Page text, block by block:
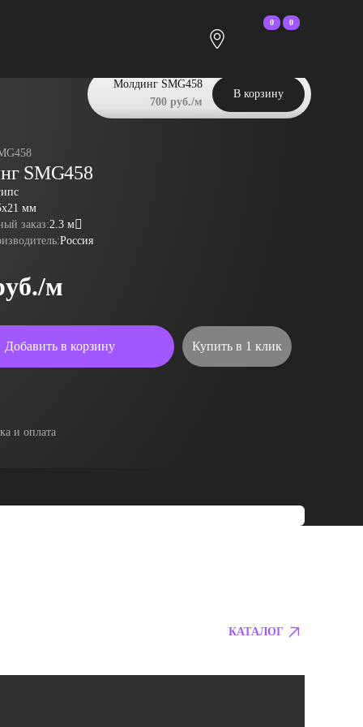
0 0
SMG458
мм
заказ:2.3 м
Россия
м
Добавить в корзину Купить в 1 клик
Молдинг SMG458
700 руб./м
В корзину
и оплата
КАТАЛОГ